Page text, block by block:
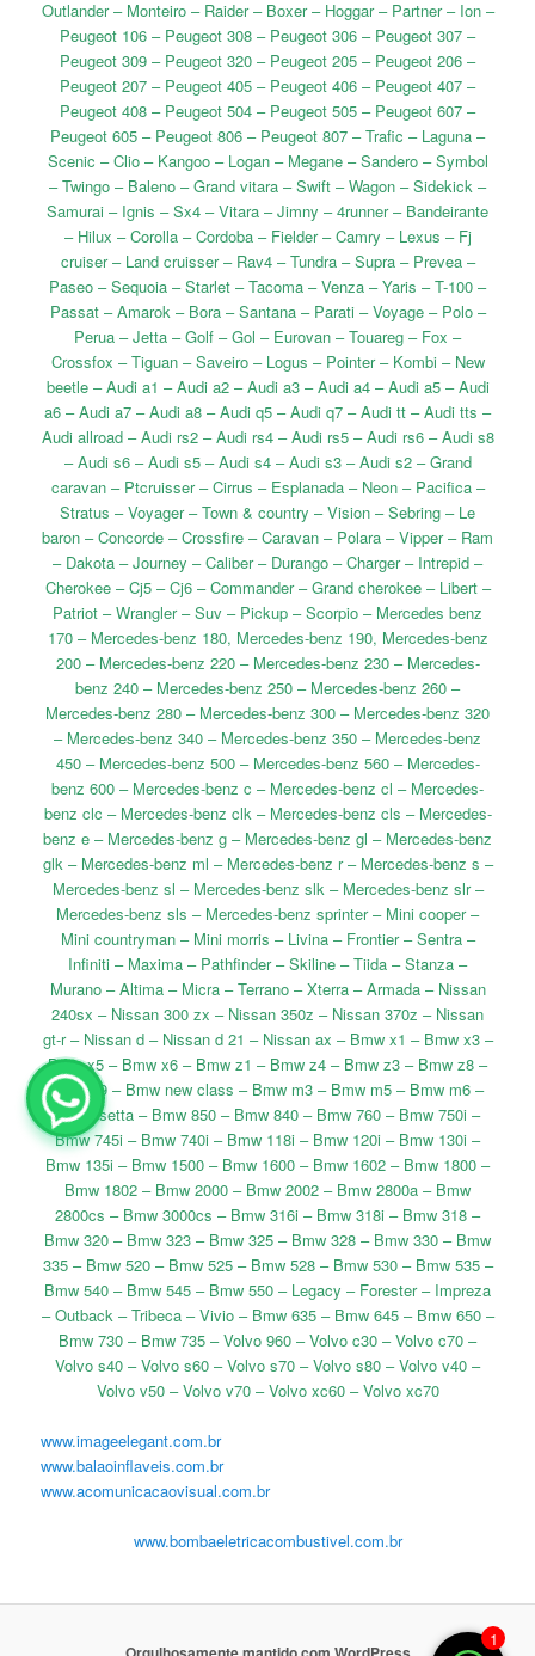
Outlander – Monteiro – Raider – Boxer – Hoggar – Partner – Ion –
Peugeot 106 – Peugeot 308 – Peugeot 306 – Peugeot 307 –
Peugeot 309 – Peugeot 320 – Peugeot 205 – Peugeot 206 –
Peugeot 207 – Peugeot 405 – Peugeot 406 – Peugeot 407 –
Peugeot 408 – Peugeot 504 – Peugeot 505 – Peugeot 607 –
Peugeot 605 – Peugeot 806 – Peugeot 807 – Trafic – Laguna –
Scenic – Clio – Kangoo – Logan – Megane – Sandero – Symbol
– Twingo – Baleno – Grand vitara – Swift – Wagon – Sidekick –
Samurai – Ignis – Sx4 – Vitara – Jimny – 4runner – Bandeirante
– Hilux – Corolla – Cordoba – Fielder – Camry – Lexus – Fj
cruiser – Land cruisser – Rav4 – Tundra – Supra – Prevea –
Paseo – Sequoia – Starlet – Tacoma – Venza – Yaris – T-100 –
Passat – Amarok – Bora – Santana – Parati – Voyage – Polo –
Perua – Jetta – Golf – Gol – Eurovan – Touareg – Fox –
Crossfox – Tiguan – Saveiro – Logus – Pointer – Kombi – New
beetle – Audi a1 – Audi a2 – Audi a3 – Audi a4 – Audi a5 – Audi
a6 – Audi a7 – Audi a8 – Audi q5 – Audi q7 – Audi tt – Audi tts –
Audi allroad – Audi rs2 – Audi rs4 – Audi rs5 – Audi rs6 – Audi s8
– Audi s6 – Audi s5 – Audi s4 – Audi s3 – Audi s2 – Grand
caravan – Ptcruisser – Cirrus – Esplanada – Neon – Pacifica –
Stratus – Voyager – Town & country – Vision – Sebring – Le
baron – Concorde – Crossfire – Caravan – Polara – Vipper – Ram
– Dakota – Journey – Caliber – Durango – Charger – Intrepid –
Cherokee – Cj5 – Cj6 – Commander – Grand cherokee – Libert –
Patriot – Wrangler – Suv – Pickup – Scorpio – Mercedes benz
170 – Mercedes-benz 180, Mercedes-benz 190, Mercedes-benz
200 – Mercedes-benz 220 – Mercedes-benz 230 – Mercedes-
benz 240 – Mercedes-benz 250 – Mercedes-benz 260 –
Mercedes-benz 280 – Mercedes-benz 300 – Mercedes-benz 320
– Mercedes-benz 340 – Mercedes-benz 350 – Mercedes-benz
450 – Mercedes-benz 500 – Mercedes-benz 560 – Mercedes-
benz 600 – Mercedes-benz c – Mercedes-benz cl – Mercedes-
benz clc – Mercedes-benz clk – Mercedes-benz cls – Mercedes-
benz e – Mercedes-benz g – Mercedes-benz gl – Mercedes-benz
glk – Mercedes-benz ml – Mercedes-benz r – Mercedes-benz s –
Mercedes-benz sl – Mercedes-benz slk – Mercedes-benz slr –
Mercedes-benz sls – Mercedes-benz sprinter – Mini cooper –
Mini countryman – Mini morris – Livina – Frontier – Sentra –
Infiniti – Maxima – Pathfinder – Skiline – Tiida – Stanza –
Murano – Altima – Micra – Terrano – Xterra – Armada – Nissan
240sx – Nissan 300 zx – Nissan 350z – Nissan 370z – Nissan
gt-r – Nissan d – Nissan d 21 – Nissan ax – Bmw x1 – Bmw x3 –
Bmw x5 – Bmw x6 – Bmw z1 – Bmw z4 – Bmw z3 – Bmw z8 –
Bmw x9 – Bmw new class – Bmw m3 – Bmw m5 – Bmw m6 –
Bmw isetta – Bmw 850 – Bmw 840 – Bmw 760 – Bmw 750i –
Bmw 745i – Bmw 740i – Bmw 118i – Bmw 120i – Bmw 130i –
Bmw 135i – Bmw 1500 – Bmw 1600 – Bmw 1602 – Bmw 1800 –
Bmw 1802 – Bmw 2000 – Bmw 2002 – Bmw 2800a – Bmw
2800cs – Bmw 3000cs – Bmw 316i – Bmw 318i – Bmw 318 –
Bmw 320 – Bmw 323 – Bmw 325 – Bmw 328 – Bmw 330 – Bmw
335 – Bmw 520 – Bmw 525 – Bmw 528 – Bmw 530 – Bmw 535 –
Bmw 540 – Bmw 545 – Bmw 550 – Legacy – Forester – Impreza
– Outback – Tribeca – Vivio – Bmw 635 – Bmw 645 – Bmw 650 –
Bmw 730 – Bmw 735 – Volvo 960 – Volvo c30 – Volvo c70 –
Volvo s40 – Volvo s60 – Volvo s70 – Volvo s80 – Volvo v40 –
Volvo v50 – Volvo v70 – Volvo xc60 – Volvo xc70
www.imageelegant.com.br
www.balaoinflaveis.com.br
www.acomunicacaovisual.com.br
www.bombaeletricacombustivel.com.br
1